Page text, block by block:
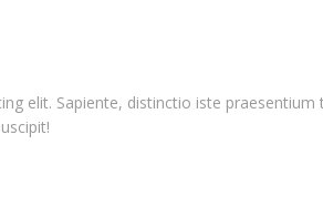
elit. Sapiente, distinctio iste